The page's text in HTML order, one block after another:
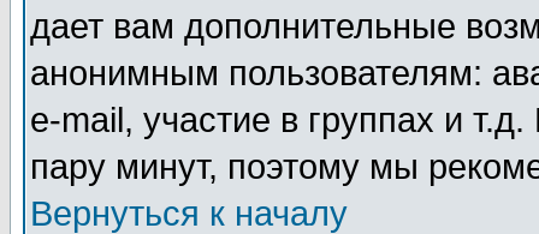
дает вам дополнительные
анонимным пользователям:
e-mail, участие в группах и
пару минут, поэтому мы
Вернуться к началу